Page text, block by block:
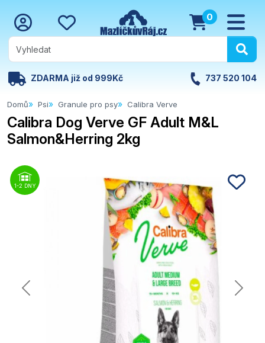
0
ZDARMA již od 999Kč 737 520 104
Domů Psi Granule pro psy Calibra Verve
Calibra Dog Verve GF Adult M&L
Salmon&Herring 2kg
1-2 DNY